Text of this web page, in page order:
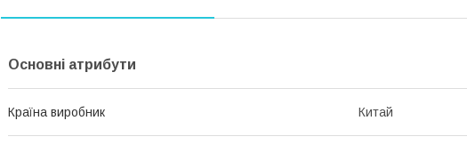
Основні атрибути
Країна виробник Китай